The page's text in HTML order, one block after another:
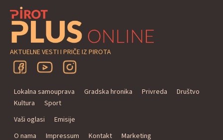
AKTUELNE VESTI I PRIČE IZ PIROTA
Lokalna samouprava Gradska hronika Privreda
Društvo
Kultura
Sport
Vaši oglasi
Emisije
O nama
Impressum Kontakt Marketing